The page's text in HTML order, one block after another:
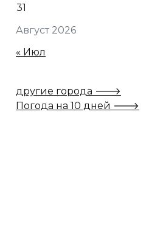
Август 2026
31
« Июл
другие города 🡒
Погода на 10 дней 🡒